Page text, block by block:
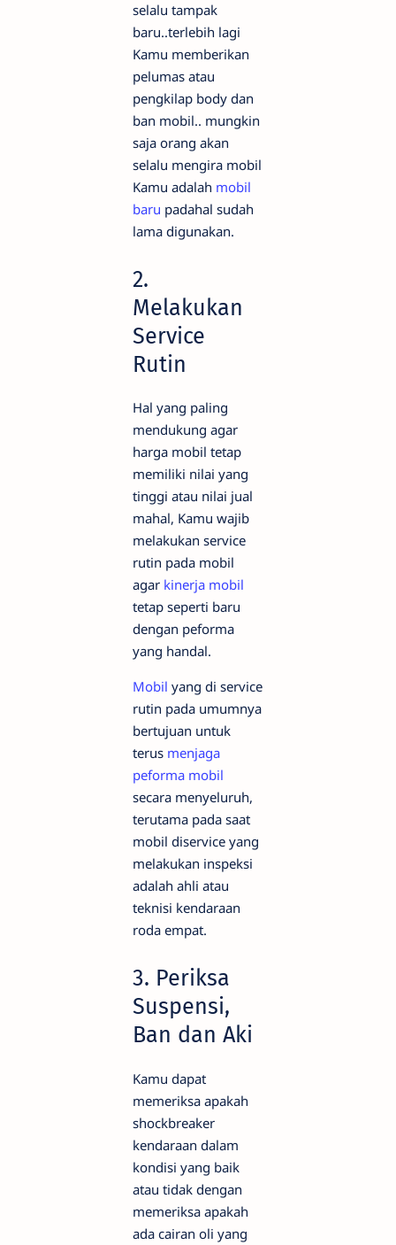
selalu tampak
baru..terlebih lagi
Kamu memberikan
pelumas atau
pengkilap body dan
ban mobil.. mungkin
saja orang akan
selalu mengira mobil
Kamu adalah mobil
baru padahal sudah
lama digunakan.
2.
Melakukan
Service
Rutin
Hal yang paling
mendukung agar
harga mobil tetap
memiliki nilai yang
tinggi atau nilai jual
mahal, Kamu wajib
melakukan service
rutin pada mobil
agar kinerja mobil
tetap seperti baru
dengan peforma
yang handal.
Mobil yang di service
rutin pada umumnya
bertujuan untuk
terus menjaga
peforma mobil
secara menyeluruh,
terutama pada saat
mobil diservice yang
melakukan inspeksi
adalah ahli atau
teknisi kendaraan
roda empat.
3. Periksa
Suspensi,
Ban dan Aki
Kamu dapat
memeriksa apakah
shockbreaker
kendaraan dalam
kondisi yang baik
atau tidak dengan
memeriksa apakah
ada cairan oli yang